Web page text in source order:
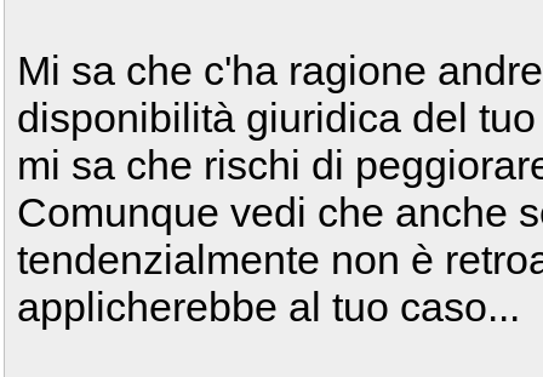
Mi sa che c'ha ragione
disponibilità giuridica del
mi sa che rischi di
Comunque vedi che anche
tendenzialmente non è
applicherebbe al tuo caso...